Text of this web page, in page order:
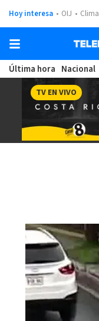
Hoy interesa OIJ Clima
Última hora Nacional
TV EN VIVO